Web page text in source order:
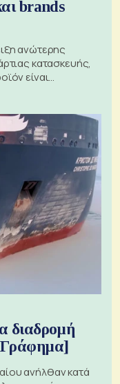
brands
ανώτερης
κατασκευής,
είναι
διαδρομή
ανήλθαν κατά